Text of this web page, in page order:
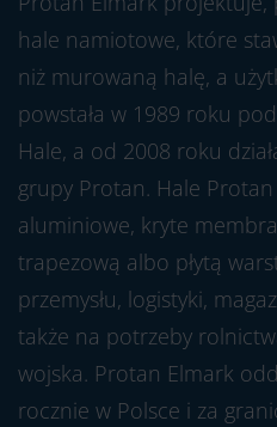
hale namiotowe, które
niż murowaną halę, a
powstała w 1989 roku
Hale, a od 2008 roku
grupy Protan. Hale
aluminiowe, kryte
trapezową albo płytą
przemysłu, logistyki,
także na potrzeby
wojska. Protan Elmark
rocznie w Polsce i za